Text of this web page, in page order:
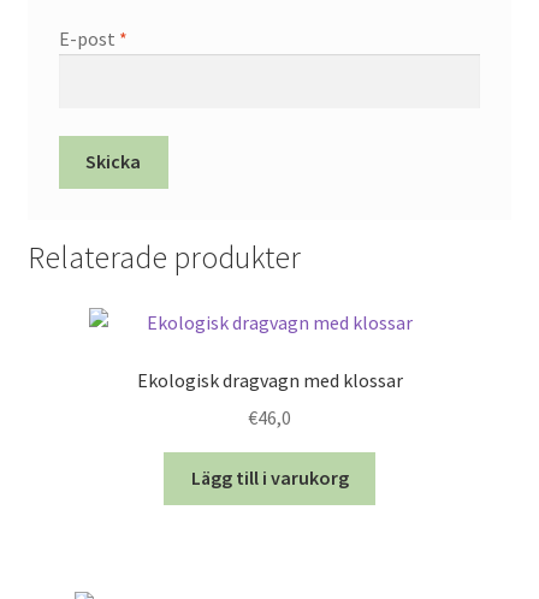
E-post *
Relaterade produkter
Ekologisk dragvagn med klossar
€46,0
Lägg till i varukorg